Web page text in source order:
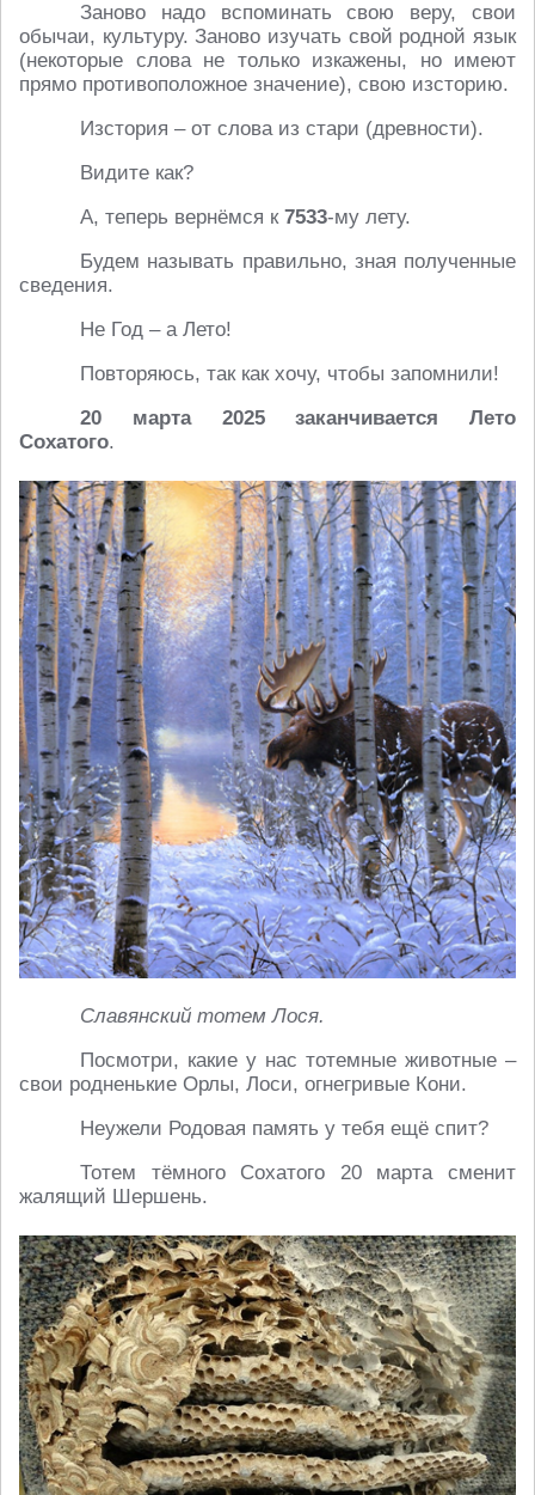
Заново надо вспоминать свою веру, свои
обычаи, культуру. Заново изучать свой родной язык
(некоторые слова не только изкажены, но имеют
прямо противоположное значение), свою изсторию.
Изстория – от слова из стари (древности).
Видите как?
А, теперь вернёмся к 7533-му лету.
Будем называть правильно, зная полученные
сведения.
Не Год – а Лето!
Повторяюсь, так как хочу, чтобы запомнили!
20 марта 2025 заканчивается Лето
Сохатого.
Славянский тотем Лося.
Посмотри, какие у нас тотемные животные –
свои родненькие Орлы, Лоси, огнегривые Кони.
Неужели Родовая память у тебя ещё спит?
Тотем тёмного Сохатого 20 марта сменит
жалящий Шершень.